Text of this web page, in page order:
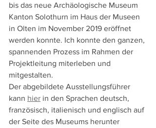
bis das neue Archäologische Museum
Kanton Solothurn im Haus der Museen
in Olten im November 2019 eröffnet
werden konnte. Ich konnte den ganzen,
spannenden Prozess im Rahmen der
Projektleitung miterleben und
mitgestalten.
Der abgebildete Ausstellungsführer
kann hier in den Sprachen deutsch,
französisch, italienisch und englisch auf
der Seite des Museums herunter